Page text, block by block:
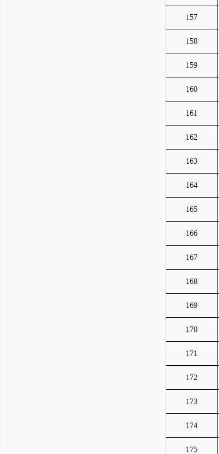
157
158
159
160
161
162
163
164
165
166
167
168
169
170
171
172
173
174
175